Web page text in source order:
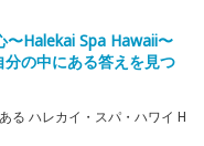
〜Halekai Spa Hawaii〜
の中にある答えを見つ
る ハレカイ・スパ・ハワイ H